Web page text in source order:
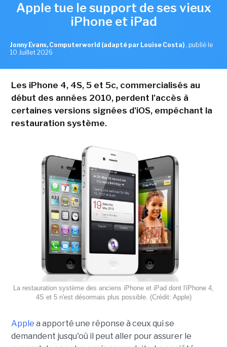
Apple tue le support de ses vieux
iPhone et iPad
Jonny Evans, Computerworld (adapté par Louise Costa) , publié le
10 Juillet 2026
Les iPhone 4, 4S, 5 et 5c, commercialisés au
début des années 2010, perdent l'accès à
certaines versions signées d'iOS, empêchant la
restauration système.
La restauration système des anciens iPhone et iPad dont l'iPhone 4,
4S et 5 n'est désormais plus possible. (Crédit: Apple)
Apple a apporté une réponse à ceux qui se
demandent jusqu'où il peut aller pour assurer le